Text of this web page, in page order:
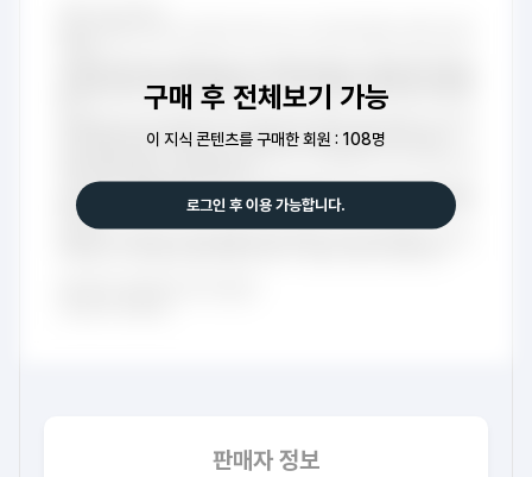
판매자 정보
구매 후 전체보기 가능
이 지식 콘텐츠를 구매한 회원 : 108명
로그인 후 이용 가능합니다.